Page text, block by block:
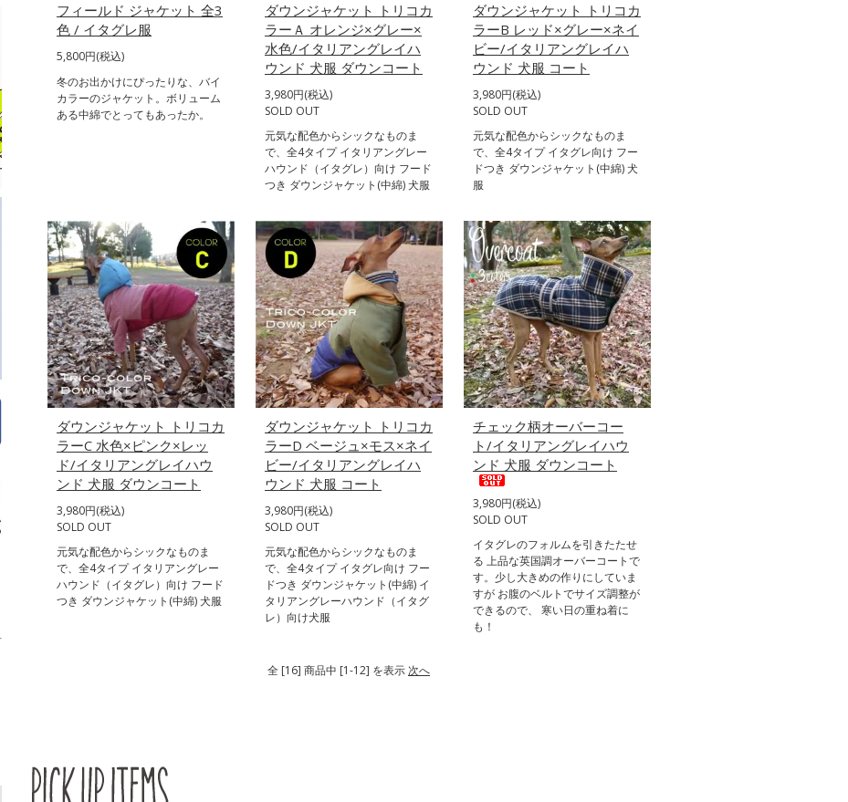
フィールド ジャケット 全3
色 / イタグレ服
5,800円(税込)
冬のお出かけにぴったりな、バイ
カラーのジャケット。ボリューム
ある中綿でとってもあったか。
ダウンジャケット トリコカ
ラーＡ オレンジ×グレー×
水色/イタリアングレイハ
ウンド 犬服 ダウンコート
3,980円(税込)
SOLD OUT
元気な配色からシックなものま
で、全4タイプ イタリアングレー
ハウンド（イタグレ）向け フード
つき ダウンジャケット(中綿) 犬服
ダウンジャケット トリコカ
ラーB レッド×グレー×ネイ
ビー/イタリアングレイハ
ウンド 犬服 コート
3,980円(税込)
SOLD OUT
元気な配色からシックなものま
で、全4タイプ イタグレ向け フー
ドつき ダウンジャケット(中綿) 犬
服
ダウンジャケット トリコカ
ラーC 水色×ピンク×レッ
ド/イタリアングレイハウ
ンド 犬服 ダウンコート
3,980円(税込)
SOLD OUT
元気な配色からシックなものま
で、全4タイプ イタリアングレー
ハウンド（イタグレ）向け フード
つき ダウンジャケット(中綿) 犬服
ダウンジャケット トリコカ
ラーD ベージュ×モス×ネイ
ビー/イタリアングレイハ
ウンド 犬服 コート
3,980円(税込)
SOLD OUT
元気な配色からシックなものま
で、全4タイプ イタグレ向け フー
ドつき ダウンジャケット(中綿) イ
タリアングレーハウンド（イタグ
レ）向け犬服
チェック柄オーバーコー
ト/イタリアングレイハウ
ンド 犬服 ダウンコート
3,980円(税込)
SOLD OUT
イタグレのフォルムを引きたたせ
る 上品な英国調オーバーコートで
す。少し大きめの作りにしていま
すが お腹のベルトでサイズ調整が
できるので、 寒い日の重ね着に
も！
全 [16] 商品中 [1-12] を表示 次へ